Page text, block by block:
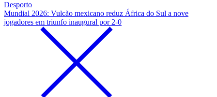
Desporto
Mundial 2026: Vulcão mexicano reduz África do Sul a nove
jogadores em triunfo inaugural por 2-0